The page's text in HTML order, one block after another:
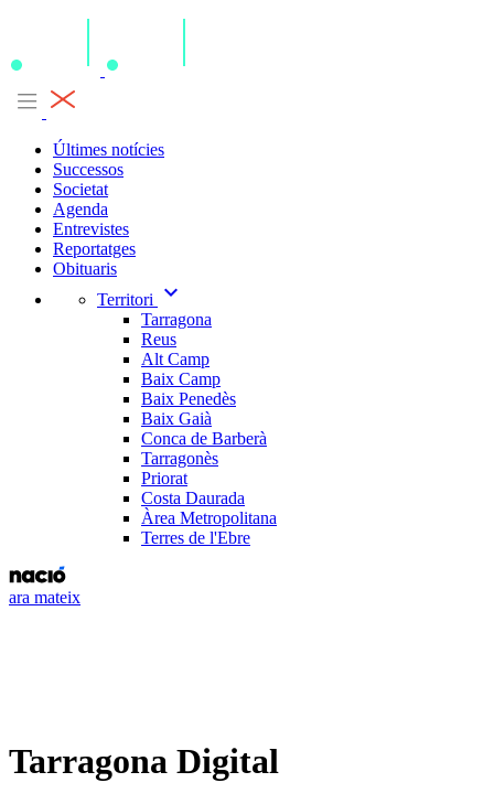
Últimes notícies
Successos
Societat
Agenda
Entrevistes
Reportatges
Obituaris
Territori
expand_more
Tarragona
Reus
Alt Camp
Baix Camp
Baix Penedès
Baix Gaià
Conca de Barberà
Tarragonès
Priorat
Costa Daurada
Àrea Metropolitana
Terres de l'Ebre
ara mateix
Tarragona Digital